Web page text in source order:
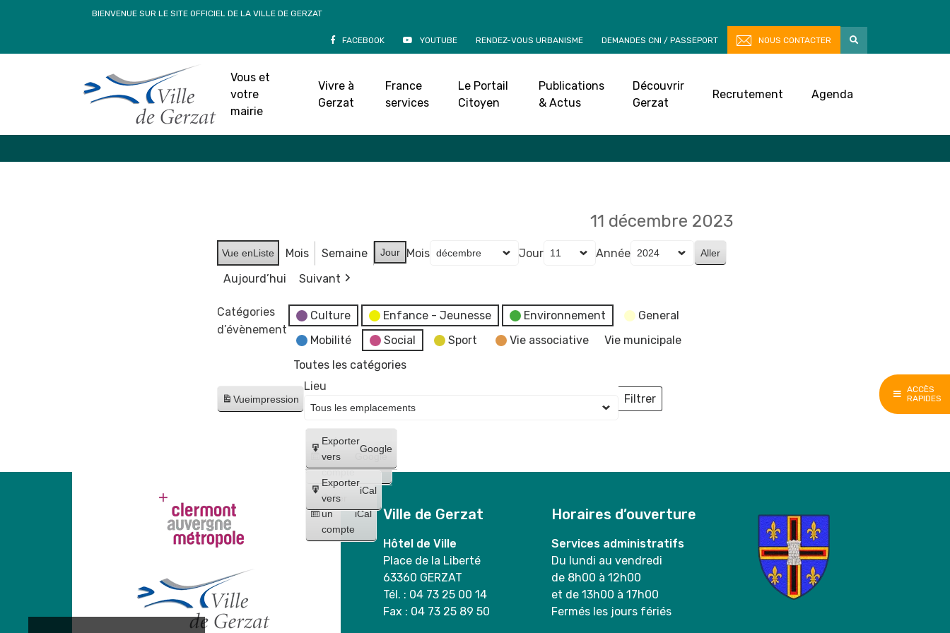
ACCÈS
RAPIDES
BIENVENUE SUR LE SITE OFFICIEL DE LA VILLE DE GERZAT
FACEBOOK YOUTUBE RENDEZ-VOUS URBANISME DEMANDES CNI / PASSEPORT NOUS CONTACTER
Vous et
votre
mairie
Vivre à
Gerzat
France
services
Le Portail
Citoyen
Publications
& Actus
Découvrir
Gerzat
Recrutement Agenda
Accueil»Agenda
11 décembre 2023
Vue enListe Mois Semaine Jour Mois Jour
Année
Aujourd’hui
Suivant
Catégories
d’évènement
Culture Enfance - Jeunesse Environnement
General
Mobilité
Social Sport Vie associative
Vie municipale
Toutes les catégories
Vueimpression
Créer
un
compte
Google
Créer
un
compte
iCal
Exporter
vers
Google
Exporter
vers
iCal
Lieu
Filtrer
Lieux
Ville de Gerzat
Hôtel de Ville
Place de la Liberté
63360 GERZAT
Tél. : 04 73 25 00 14
Fax : 04 73 25 89 50
Horaires d’ouverture
Services administratifs
Du lundi au vendredi
de 8h00 à 12h00
et de 13h00 à 17h00
Fermés les jours fériés